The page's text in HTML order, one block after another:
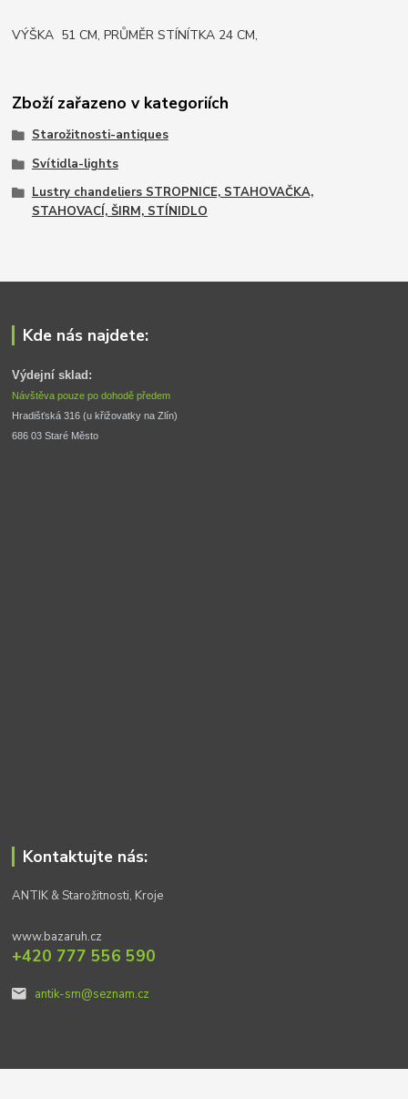
VÝŠKA 51 CM, PRŮMĚR STÍNÍTKA 24 CM,
Zboží zařazeno v kategoriích
Starožitnosti-antiques
Svítidla-lights
Lustry chandeliers STROPNICE, STAHOVAČKA,
STAHOVACÍ, ŠIRM, STÍNIDLO
Kde nás najdete:
Výdejní sklad:
Návštěva pouze po dohodě předem
Hradišťská 316 (u křižovatky na Zlín)
686 03 Staré Město
Kontaktujte nás:
ANTIK & Starožitnosti, Kroje
www.bazaruh.cz
+420 777 556 590
antik-sm@seznam.cz